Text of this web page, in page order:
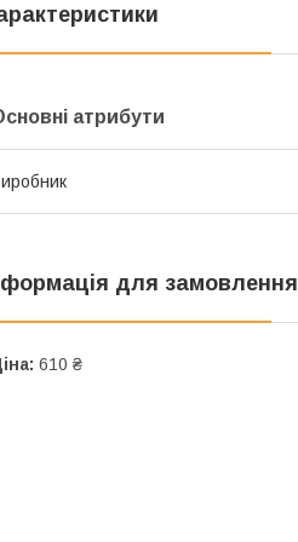
атрибути
для замовлення
610 ₴